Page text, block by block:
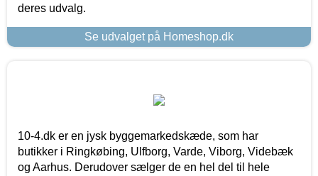
deres udvalg.
Se udvalget på Homeshop.dk
10-4.dk er en jysk byggemarkedskæde, som har
butikker i Ringkøbing, Ulfborg, Varde, Viborg, Videbæk
og Aarhus. Derudover sælger de en hel del til hele